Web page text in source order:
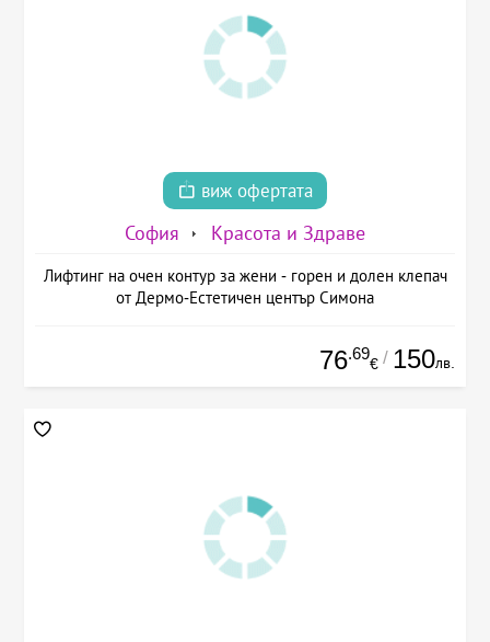
виж офертата
София Красота и Здраве
Лифтинг на очен контур за жени - горен и долен клепач
от Дермо-Естетичен център Симона
76.69
€ / 150лв.